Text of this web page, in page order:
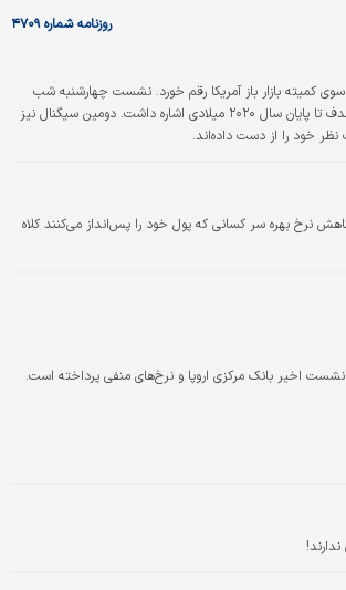
روزنامه شماره ۴۷۰۹
کمیته بازار باز آمریکا رقم خورد. نشست چهارشنبه شب
فدرال‌رزرو دو پیام به بازارها مخابره کرد. اولین سیگنال به عدم تغییر نرخ بهره هدف تا پایان سال ۲۰۲۰ میلادی اشاره داشت. دومین سیگنال نیز
خود را از دست داده‌اند.
نرخ بهره سر کسانی که پول خود را پس‌انداز می‌کنند کلاه
نشست اخیر بانک مرکزی اروپا و نرخ‌های منفی پرداخته است.